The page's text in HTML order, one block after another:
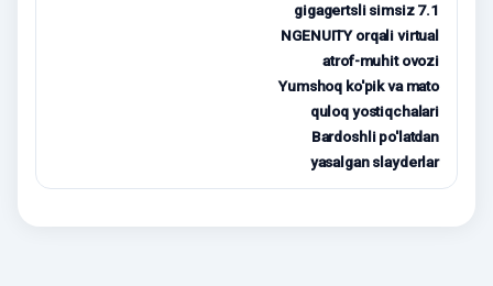
gigagertsli simsiz 7.1
NGENUITY orqali virtual
atrof-muhit ovozi
Yumshoq ko'pik va mato
quloq yostiqchalari
Bardoshli po'latdan
yasalgan slayderlar